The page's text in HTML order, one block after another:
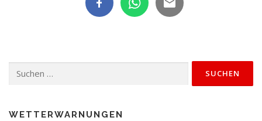
nach:
WETTERWARNUNGEN